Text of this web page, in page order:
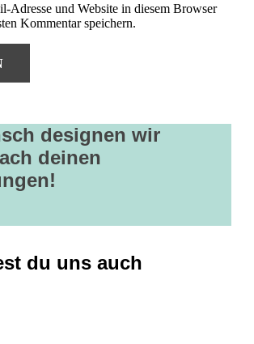
Adresse und Website in diesem Browser
Kommentar speichern.
designen wir
deinen
du uns auch